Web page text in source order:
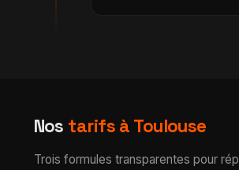
Nos tarifs à Toulouse
Trois formules transparentes pour